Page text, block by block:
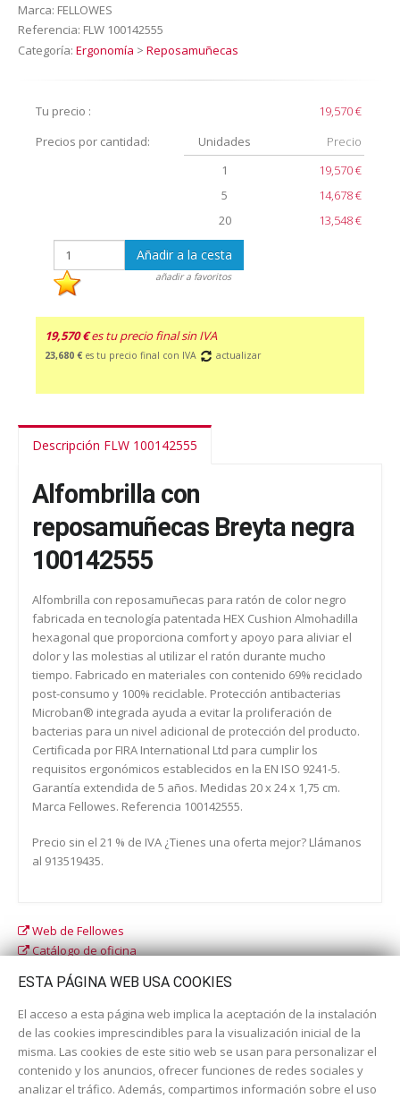
Marca: FELLOWES
Referencia: FLW 100142555
Categoría: Ergonomía > Reposamuñecas
Tu precio :
19,570 €
Precios por cantidad:
Unidades
Precio
1
19,570 €
5
14,678 €
20
13,548 €
Añadir a la cesta
añadir a favoritos
19,570 € es tu precio final sin IVA
23,680 € es tu precio final con IVA actualizar
Descripción FLW 100142555
Alfombrilla con
reposamuñecas Breyta negra
100142555
Alfombrilla con reposamuñecas para ratón de color negro
fabricada en tecnología patentada HEX Cushion Almohadilla
hexagonal que proporciona comfort y apoyo para aliviar el
dolor y las molestias al utilizar el ratón durante mucho
tiempo. Fabricado en materiales con contenido 69% reciclado
post-consumo y 100% reciclable. Protección antibacterias
Microban® integrada ayuda a evitar la proliferación de
bacterias para un nivel adicional de protección del producto.
Certificada por FIRA International Ltd para cumplir los
requisitos ergonómicos establecidos en la EN ISO 9241-5.
Garantía extendida de 5 años. Medidas 20 x 24 x 1,75 cm.
Marca Fellowes. Referencia 100142555.
Precio sin el 21 % de IVA ¿Tienes una oferta mejor? Llámanos
al 913519435.
Web de Fellowes
Catálogo de oficina
ESTA PÁGINA WEB USA COOKIES
El acceso a esta página web implica la aceptación de la instalación
de las cookies imprescindibles para la visualización inicial de la
misma. Las cookies de este sitio web se usan para personalizar el
contenido y los anuncios, ofrecer funciones de redes sociales y
analizar el tráfico. Además, compartimos información sobre el uso